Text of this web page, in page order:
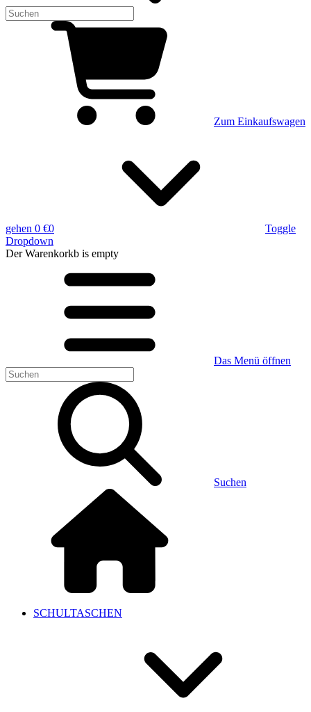
Zum Einkaufswagen
gehen 0 €0
Toggle
Dropdown
Der Warenkorkb is empty
Das Menü öffnen
Suchen
SCHULTASCHEN